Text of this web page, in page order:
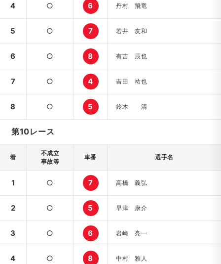
4 ○ 6 丹村 飛竜
5 ○ 7 若井 友和
6 ○ 8 有吉 辰也
7 ○ 4 吉田 祐也
8 ○ 5 鈴木 清
第10レース
着
不成立
事故等
車番 選手名
1 ○ 7 高橋 義弘
2 ○ 5 早津 康介
3 ○ 6 岩崎 亮一
4 ○ 8 中村 雅人